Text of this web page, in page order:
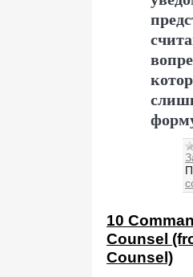
10
Counsel
Counsel)